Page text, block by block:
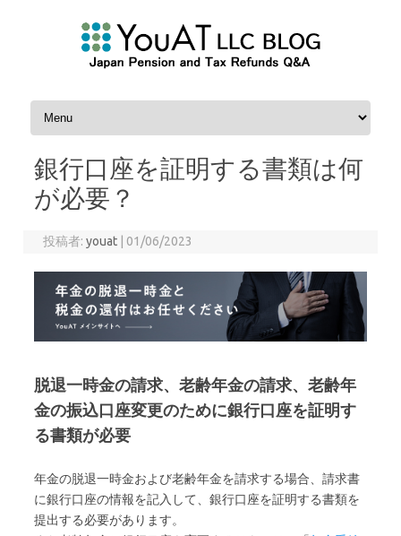
コンテンツへスキップ
銀行口座を証明する書類は何
が必要？
投稿者:youat 01/06/2023
脱退一時金の請求、老齢年金の請求、老齢年
金の振込口座変更のために銀行口座を証明す
る書類が必要
年金の脱退一時金および老齢年金を請求する場合、請求書
に銀行口座の情報を記入して、銀行口座を証明する書類を
提出する必要があります。